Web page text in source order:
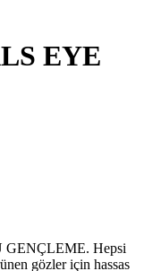
EYE
GENÇLEME. Hepsi
gözler için hassas